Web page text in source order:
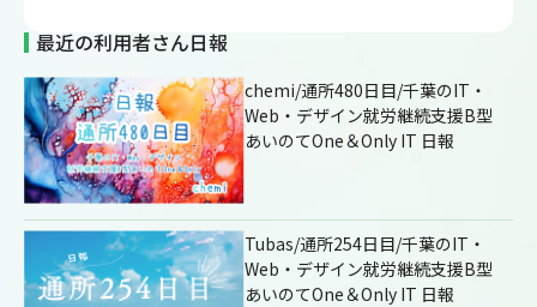
最近の利用者さん日報
chemi/通所480日目/千葉のIT・
Web・デザイン就労継続支援B型
あいのてOne＆Only IT 日報
Tubas/通所254日目/千葉のIT・
Web・デザイン就労継続支援B型
あいのてOne＆Only IT 日報